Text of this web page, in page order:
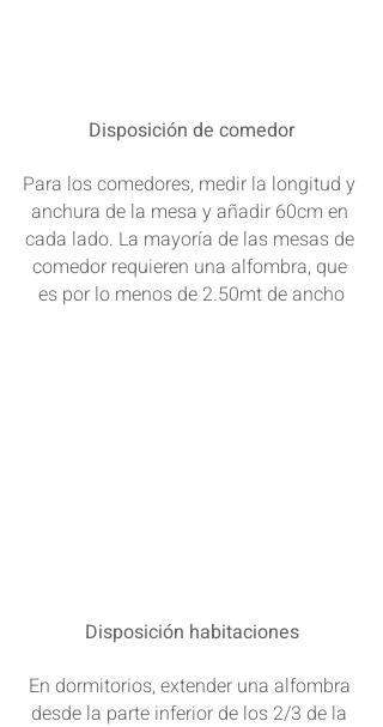
Disposición de comedor
Para los comedores, medir la longitud y
anchura de la mesa y añadir 60cm en
cada lado. La mayoría de las mesas de
comedor requieren una alfombra, que
es por lo menos de 2.50mt de ancho
Disposición habitaciones
En dormitorios, extender una alfombra
desde la parte inferior de los 2/3 de la